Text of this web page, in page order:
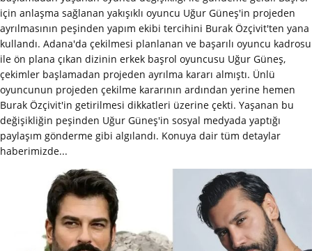
için anlaşma sağlanan yakışıklı oyuncu Uğur Güneş'in projeden
ayrılmasının peşinden yapım ekibi tercihini Burak Özçivit'ten yana
kullandı. Adana'da çekilmesi planlanan ve başarılı oyuncu kadrosu
ile ön plana çıkan dizinin erkek başrol oyuncusu Uğur Güneş,
çekimler başlamadan projeden ayrılma kararı almıştı. Ünlü
oyuncunun projeden çekilme kararının ardından yerine hemen
Burak Özçivit'in getirilmesi dikkatleri üzerine çekti. Yaşanan bu
değişikliğin peşinden Uğur Güneş'in sosyal medyada yaptığı
paylaşım gönderme gibi algılandı. Konuya dair tüm detaylar
haberimizde...